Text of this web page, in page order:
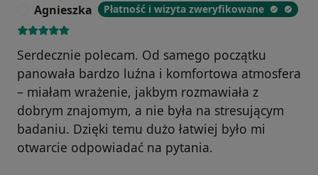
Agnieszka Płatność i wizyta zweryfikowane
Serdecznie polecam. Od samego początku
panowała bardzo luźna i komfortowa atmosfera
– miałam wrażenie, jakbym rozmawiała z
dobrym znajomym, a nie była na stresującym
badaniu. Dzięki temu dużo łatwiej było mi
otwarcie odpowiadać na pytania.